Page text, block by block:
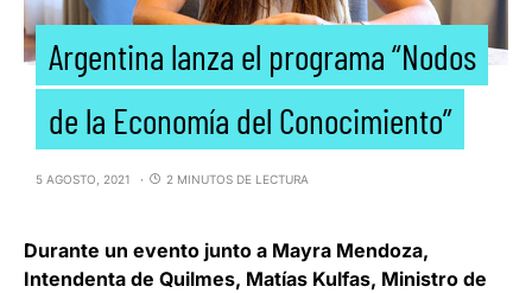
Argentina lanza el programa “Nodos
de la Economía del Conocimiento”
5 AGOSTO, 2021 2 MINUTOS DE LECTURA
Durante un evento junto a Mayra Mendoza,
Intendenta de Quilmes, Matías Kulfas, Ministro de